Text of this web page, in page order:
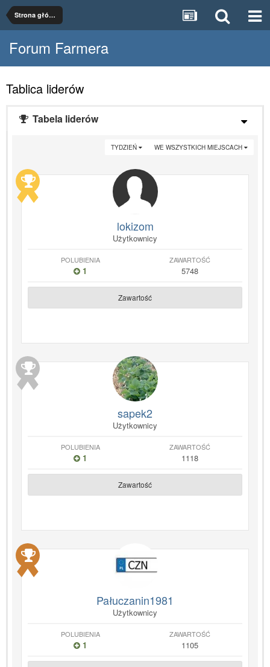
Strona główna
Forum Farmera
Tablica liderów
Tabela liderów
WE WSZYSTKICH MIEJSCACH
TYDZIEŃ
lokizom
Użytkownicy
POLUBIENIA
1
ZAWARTOŚĆ
5748
Zawartość
sapek2
Użytkownicy
POLUBIENIA
1
ZAWARTOŚĆ
1118
Zawartość
Pałuczanin1981
Użytkownicy
POLUBIENIA
1
ZAWARTOŚĆ
1105